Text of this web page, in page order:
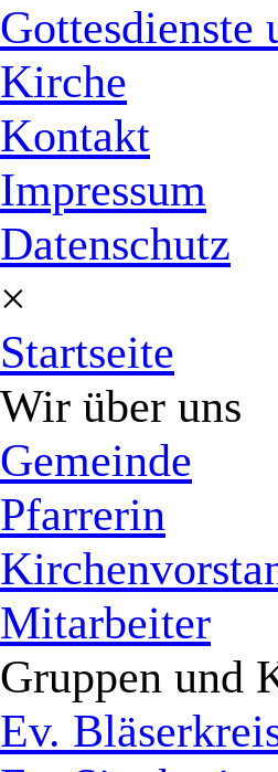
Gottesdienste
Kirche
Kontakt
Impressum
Datenschutz
×
Startseite
Wir über uns
Gemeinde
Pfarrerin
Mitarbeiter
Gruppen und
Ev.